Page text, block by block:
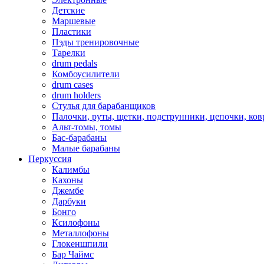
Детские
Маршевые
Пластики
Пэды тренировочные
Тарелки
drum pedals
Комбоусилители
drum cases
drum holders
Стулья для барабанщиков
Палочки, руты, щетки, подструнники, цепочки,
Альт-томы, томы
Бас-барабаны
Малые барабаны
Перкуссия
Калимбы
Кахоны
Джембе
Дарбуки
Бонго
Ксилофоны
Металлофоны
Глокеншпили
Бар Чаймс